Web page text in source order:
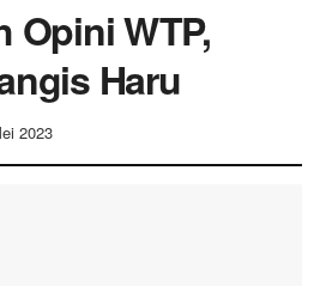
Opini WTP,
Haru
2023